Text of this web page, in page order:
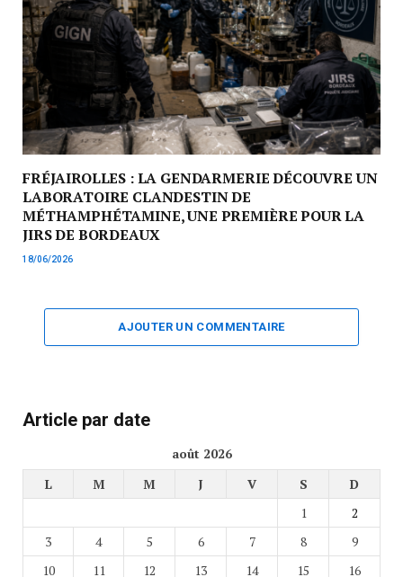
FRÉJAIROLLES : LA GENDARMERIE DÉCOUVRE UN
LABORATOIRE CLANDESTIN DE
MÉTHAMPHÉTAMINE, UNE PREMIÈRE POUR LA
JIRS DE BORDEAUX
18/06/2026
AJOUTER UN COMMENTAIRE
Article par date
août 2026
L
M M J V S
D
1
2
3
4 5 6 7 8
9
10
11 12 13 14 15
16